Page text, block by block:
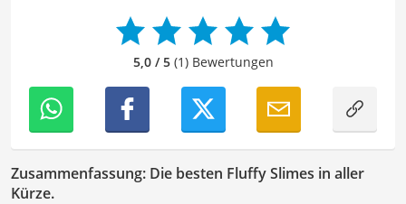
langjährige Erfahrung als Lektorin will ich vor allem dazu
beitragen, dass die Inhalte unserer Redaktion optimal
präsentiert werden und ihre volle Wirkung entfalten.
5,0 / 5(1) Bewertungen
Zusammenfassung: Die besten Fluffy Slimes in aller
Kürze.